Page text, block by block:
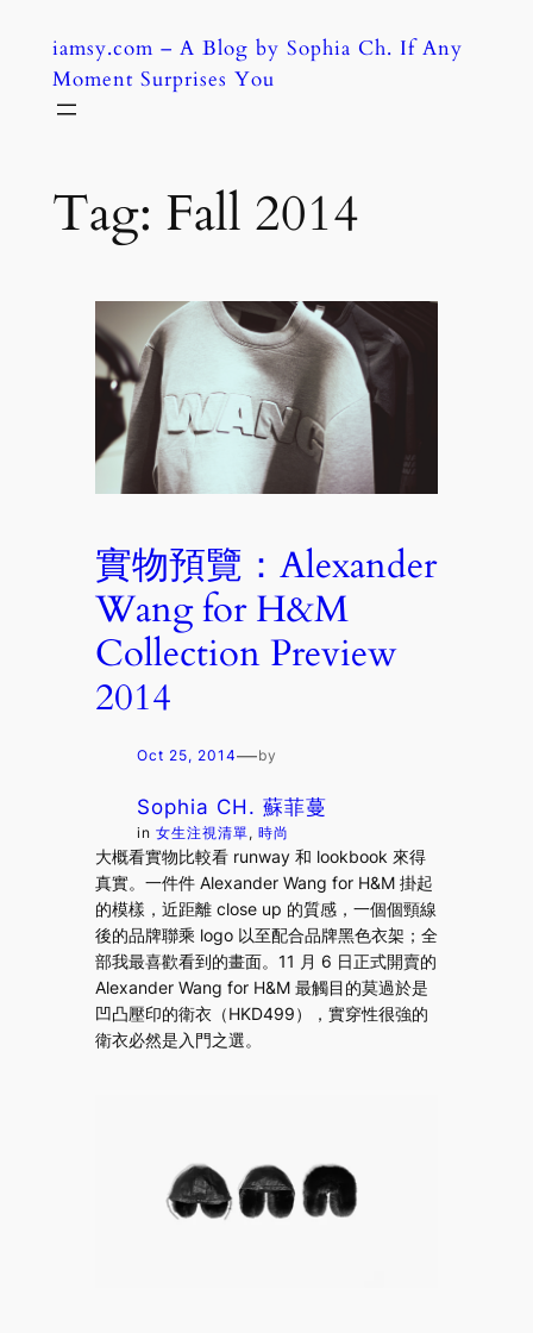
content
iamsy.com – A Blog by Sophia Ch. If Any
Moment Surprises You
Tag: Fall 2014
實物預覽：Alexander
Wang for H&M
Collection Preview
2014
Oct 25, 2014—by
Sophia CH. 蘇菲蔓
in女生注視清單, 時尚
大概看實物比較看 runway 和 lookbook 來得
真實。一件件 Alexander Wang for H&M 掛起
的模樣，近距離 close up 的質感，一個個頸線
後的品牌聯乘 logo 以至配合品牌黑色衣架；全
部我最喜歡看到的畫面。11 月 6 日正式開賣的
Alexander Wang for H&M 最觸目的莫過於是
凹凸壓印的衛衣（HKD499），實穿性很強的
衛衣必然是入門之選。